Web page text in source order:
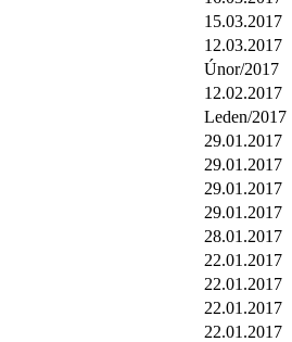
15.03.2017
12.03.2017
Únor/2017
12.02.2017
Leden/2017
29.01.2017
29.01.2017
29.01.2017
29.01.2017
28.01.2017
22.01.2017
22.01.2017
22.01.2017
22.01.2017